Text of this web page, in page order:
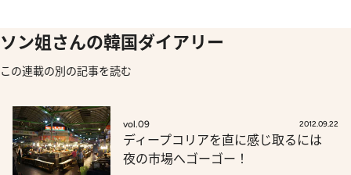
ソン姐さんの韓国ダイアリー
この連載の別の記事を読む
vol.09 2012.09.22
ディープコリアを直に感じ取るには
夜の市場へゴーゴー！